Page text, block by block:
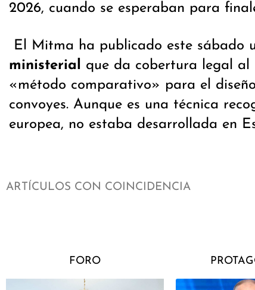
2026, cuando se esperaban para
El Mitma ha publicado este sábado
ministerial que da cobertura legal al
«método comparativo» para el
convoyes. Aunque es una técnica
europea, no estaba desarrollada en
ARTÍCULOS CON COINCIDENCIA
FORO